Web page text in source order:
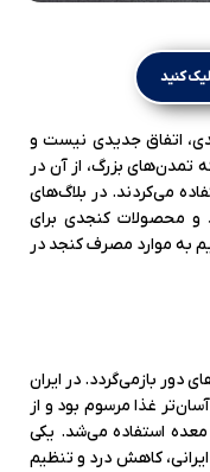
کنید
اتفاق جدیدی نیست و
تمدن‌های بزرگ، از آن در
می‌کردند. در بلاگ‌های
محصولات کنجدی برای
به موارد مصرف کنجد در
دور بازمی‌گردد. در ایران
غذا مرسوم بود و از
استفاده می‌شد. یکی
کاهش درد و تنظیم